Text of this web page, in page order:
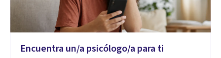
Encuentra un/a psicólogo/a para ti